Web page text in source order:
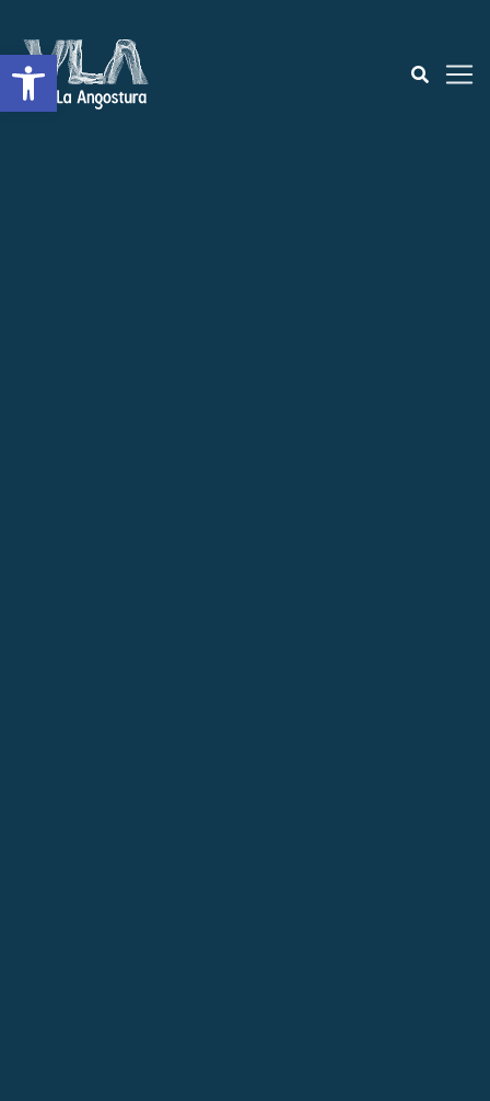
Open toolbar